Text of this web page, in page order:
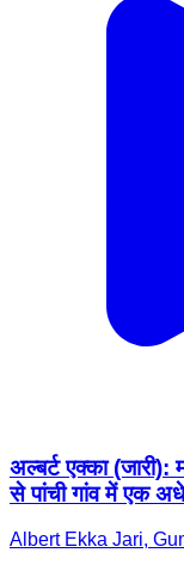
अल्बर्ट एक्का
से पांची गांव में एक
Albert Ekka Jari,